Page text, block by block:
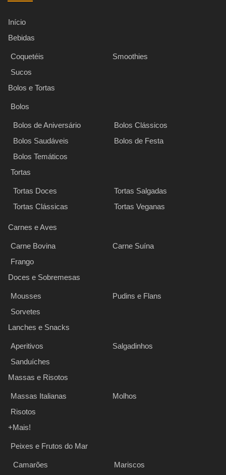
Início
Bebidas
Coquetéis
Smoothies
Sucos
Bolos e Tortas
Bolos
Bolos de Aniversário
Bolos Clássicos
Bolos Saudáveis
Bolos de Festa
Bolos Temáticos
Tortas
Tortas Doces
Tortas Salgadas
Tortas Clássicas
Tortas Veganas
Carnes e Aves
Carne Bovina
Carne Suína
Frango
Doces e Sobremesas
Mousses
Pudins e Flans
Sorvetes
Lanches e Snacks
Aperitivos
Salgadinhos
Sanduíches
Massas e Risotos
Massas Italianas
Molhos
Risotos
+Mais!
Peixes e Frutos do Mar
Camarões
Mariscos